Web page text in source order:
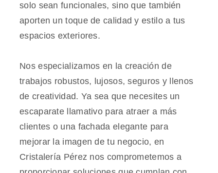
solo sean funcionales, sino que también
aporten un toque de calidad y estilo a tus
espacios exteriores.
Nos especializamos en la creación de
trabajos robustos, lujosos, seguros y llenos
de creatividad. Ya sea que necesites un
escaparate llamativo para atraer a más
clientes o una fachada elegante para
mejorar la imagen de tu negocio, en
Cristalería Pérez nos comprometemos a